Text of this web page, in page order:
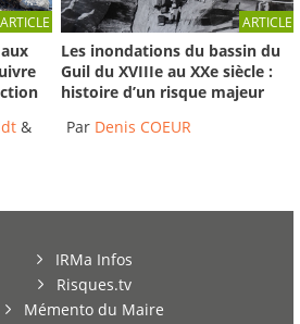
ARTICLE
&
ARTICLE
Les inondations du bassin du
Guil du XVIIIe au XXe siècle :
histoire d’un risque majeur
Par Denis COEUR
IRMa Infos
Risques.tv
Mémento du Maire